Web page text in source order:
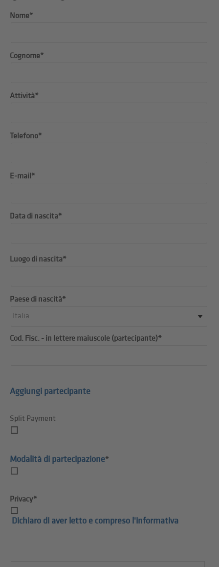
Nome*
Cognome*
Attività*
Telefono*
E-mail*
Data di nascita*
Luogo di nascita*
Paese di nascità*
Italia
Cod. Fisc. - in lettere maiuscole (partecipante)*
Aggiungi partecipante
Split Payment
Modalità di partecipazione*
Privacy*
Dichiaro di aver letto e compreso l'informativa